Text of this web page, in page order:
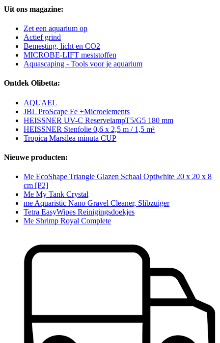
Uit ons magazine:
Zet een aquarium op
Actief grind
Bemesting, licht en CO2
MICROBE-LIFT meststoffen
Aquascaping - Tools voor je aquarium
Ontdek Olibetta:
AQUAEL
JBL ProScape Fe +Microelements
HEISSNER UV-C ReservelampT5/G5 180 mm
HEISSNER Stenfolie 0,6 x 2,5 m / 1,5 m²
Tropica Marsilea minuta CUP
Nieuwe producten:
Me EcoShape Triangle Glazen Schaal Optiwhite 20 x 20 x 8
cm [P2]
Me My Tank Crystal
me Aquaristic Nano Gravel Cleaner, Slibzuiger
Tetra EasyWipes Reinigingsdoekjes
Me Shrimp Royal Complete